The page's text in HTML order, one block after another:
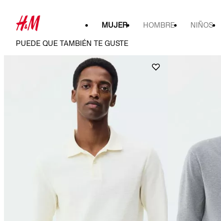
MUJER HOMBRE NIÑOS
PUEDE QUE TAMBIÉN TE GUSTE